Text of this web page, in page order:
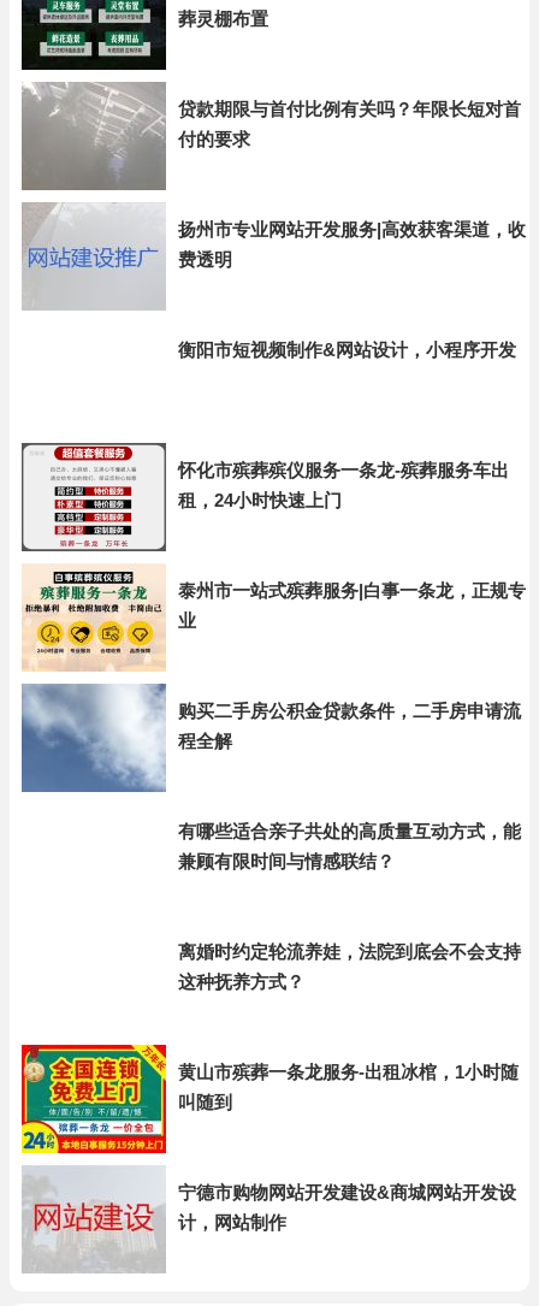
葬灵棚布置
贷款期限与首付比例有关吗？年限长短对首
付的要求
扬州市专业网站开发服务|高效获客渠道，收
费透明
衡阳市短视频制作&网站设计，小程序开发
怀化市殡葬殡仪服务一条龙-殡葬服务车出
租，24小时快速上门
泰州市一站式殡葬服务|白事一条龙，正规专
业
购买二手房公积金贷款条件，二手房申请流
程全解
有哪些适合亲子共处的高质量互动方式，能
兼顾有限时间与情感联结？
离婚时约定轮流养娃，法院到底会不会支持
这种抚养方式？
黄山市殡葬一条龙服务-出租冰棺，1小时随
叫随到
宁德市购物网站开发建设&商城网站开发设
计，网站制作